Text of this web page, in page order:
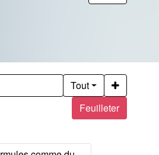
Feuilleter
Tout